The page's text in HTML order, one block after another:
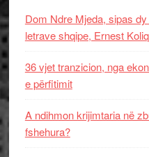
Dom Ndre Mjeda, sipas
letrave shqipe, Ernest
36 vjet tranzicion, nga
e përfitimit
A ndihmon krijimtaria në
fshehura?